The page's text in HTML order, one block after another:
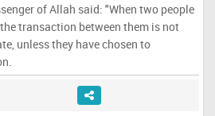
of Allah said: "When two people
transaction between them is not
unless they have chosen to